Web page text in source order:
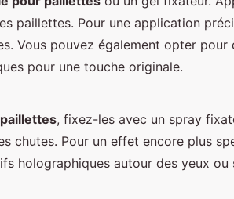
paillettes. Pour une application
Vous pouvez également opter
pour une touche originale.
paillettes, fixez-les avec un spray
chutes. Pour un effet encore plus
holographiques autour des yeux ou